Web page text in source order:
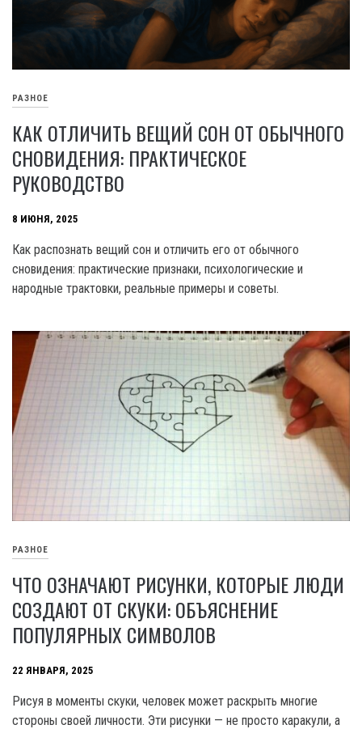
РАЗНОЕ
КАК ОТЛИЧИТЬ ВЕЩИЙ СОН ОТ ОБЫЧНОГО
СНОВИДЕНИЯ: ПРАКТИЧЕСКОЕ
РУКОВОДСТВО
8 ИЮНЯ, 2025
Как распознать вещий сон и отличить его от обычного
сновидения: практические признаки, психологические и
народные трактовки, реальные примеры и советы.
РАЗНОЕ
ЧТО ОЗНАЧАЮТ РИСУНКИ, КОТОРЫЕ ЛЮДИ
СОЗДАЮТ ОТ СКУКИ: ОБЪЯСНЕНИЕ
ПОПУЛЯРНЫХ СИМВОЛОВ
22 ЯНВАРЯ, 2025
Рисуя в моменты скуки, человек может раскрыть многие
стороны своей личности. Эти рисунки — не просто каракули, а